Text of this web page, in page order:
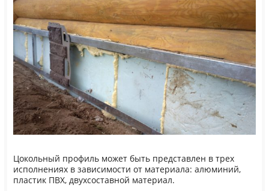
Цокольный профиль может быть представлен в трех
исполнениях в зависимости от материала: алюминий,
пластик ПВХ, двухсоставной материал.